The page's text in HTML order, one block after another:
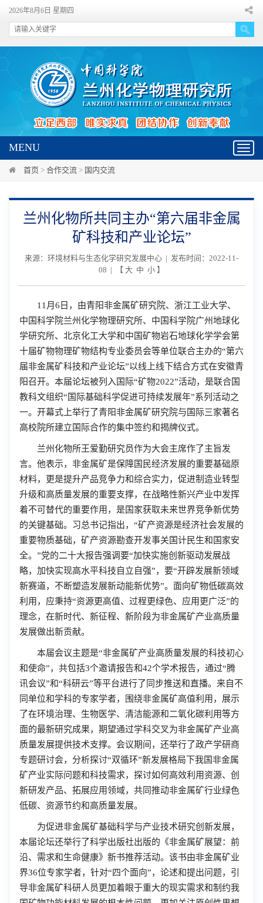
2026年8月6日 星期四
MENU
首页 > 合作交流 > 国内交流
兰州化物所共同主办“第六届非金属
矿科技和产业论坛”
来源：环境材料与生态化学研究发展中心 | 发布时间：2022-11-
08 | 【 大 中 小 】
11月6 日，由青阳非金属矿研究院、浙江工业大学、
中国科学院兰州化学物理研究所、中国科学院广州地球化
学研究所、北京化工大学和中国矿物岩石地球化学学会第
十届矿物物理矿物结构专业委员会等单位联合主办的“第六
届非金属矿科技和产业论坛”以线上线下结合方式在安徽青
阳召开。本届论坛被列入国际“矿物2022”活动，是联合国
教科文组织“国际基础科学促进可持续发展年”系列活动之
一。开幕式上举行了青阳非金属矿研究院与国际三家著名
高校院所建立国际合作的集中签约和揭牌仪式。
兰州化物所王爱勤研究员作为大会主席作了主旨发
言。他表示，非金属矿是保障国民经济发展的重要基础原
材料，更是提升产品竞争力和综合实力，促进制造业转型
升级和高质量发展的重要支撑，在战略性新兴产业中发挥
着不可替代的重要作用，是国家获取未来世界竞争新优势
的关键基础。习总书记指出，“矿产资源是经济社会发展的
重要物质基础，矿产资源勘查开发事关国计民生和国家安
全。”党的二十大报告强调要“加快实施创新驱动发展战
略，加快实现高水平科技自立自强”，要“开辟发展新领域
新赛道，不断塑造发展新动能新优势”。面向矿物低碳高效
利用，应秉持“资源更高值、过程更绿色、应用更广泛”的
理念，在新时代、新征程、新阶段为非金属矿产业高质量
发展做出新贡献。
本届会议主题是“非金属矿产业高质量发展的科技初心
和使命”，共包括3个邀请报告和42个学术报告，通过“腾
讯会议”和“科研云”等平台进行了同步推送和直播。来自不
同单位和学科的专家学者，围绕非金属矿高值利用，展示
了在环境治理、生物医学、清洁能源和二氧化碳利用等方
面的最新研究成果，期望通过学科交叉为非金属矿产业高
质量发展提供技术支撑。会议期间，还举行了政产学研商
专题研讨会，分析探讨“双循环”新发展格局下我国非金属
矿产业实际问题和科技需求，探讨如何高效利用资源、创
新研发产品、拓展应用领域，共同推动非金属矿行业绿色
低碳、资源节约和高质量发展。
为促进非金属矿基础科学与产业技术研究创新发展，
本届论坛还举行了科学出版社出版的《非金属矿展望：前
沿、需求和生命健康》新书推荐活动。该书由非金属矿业
界36位专家学者，针对“四个面向”，论述和提出问题，引
导非金属矿科研人员更加着眼于重大的现实需求和制约我